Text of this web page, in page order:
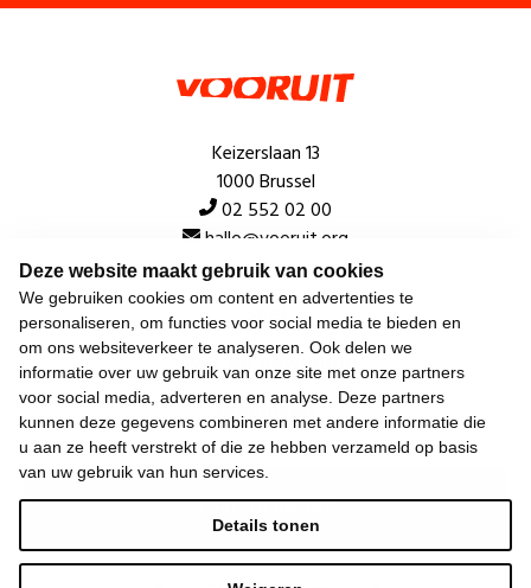
Deze website maakt gebruik van cookies
We gebruiken cookies om content en advertenties te
personaliseren, om functies voor social media te bieden en
om ons websiteverkeer te analyseren. Ook delen we
informatie over uw gebruik van onze site met onze partners
voor social media, adverteren en analyse. Deze partners
kunnen deze gegevens combineren met andere informatie die
u aan ze heeft verstrekt of die ze hebben verzameld op basis
van uw gebruik van hun services.
Details tonen
Keizerslaan 13
1000 Brussel
02 552 02 00
hallo@vooruit.org
Snel
Over de beweging
Algemeen
Laatste nieuws